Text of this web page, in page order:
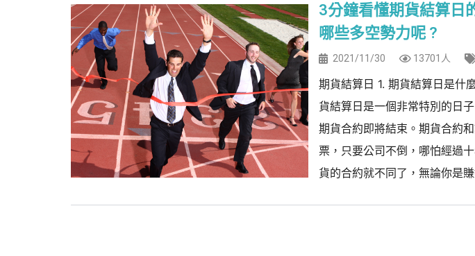
3分鐘看懂期貨結算日
哪些多空勢力呢 ?
2021/11/30 13701人
期貨結算日 1. 期貨結算日是什
貨結算日是一個非常特別的日
期貨合約即將結束。期貨合約
票，只要公司不倒，哪怕經過
貨的合約就不同了，無論你是